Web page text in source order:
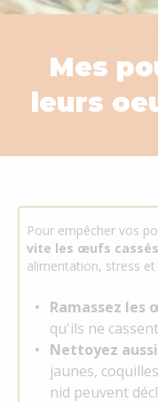
Mes
leurs
Pour empêcher vos
vite les œufs cassés
alimentation, stress
Ramassez les
qu'ils ne
Nettoyez
jaunes,
nid peuvent